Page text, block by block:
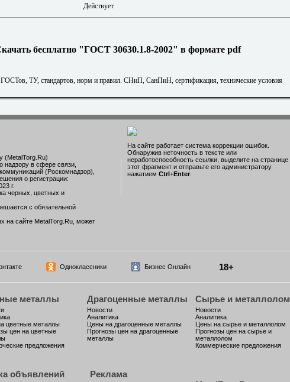
Действует
бесплатно "ГОСТ 30630.1.8-2002" в формате pdf
ТУ, стандартов, норм и правил. СНиП, СанПиН, сертификация, технические условия
(MetalTorg.Ru)
надзору в сфере связи,
(Роскомнадзор),
о регистрации:
г.
черных, цветных и
с обязательной
на сайте MetalTorg.Ru, может
На сайте работает система коррекции ошибок.
Обнаружив неточность в тексте или
неработоспособность ссылки, выделите на странице
этот фрагмент и отправьте его администратору
нажатием Ctrl+Enter
Одноклассники Бизнес Онлайн 18+
металлы
цветные металлы
цен на цветные
предложения
Драгоценные металлы
Новости
Аналитика
Цены на драгоценные металлы
Прогнозы цен на драгоценные
металлы
Сырье и металлолом
Новости
Аналитика
Цены на сырье и металлолом
Прогнозы цен на сырье и
металлолом
Коммерческие предложения
объявлений Реклама